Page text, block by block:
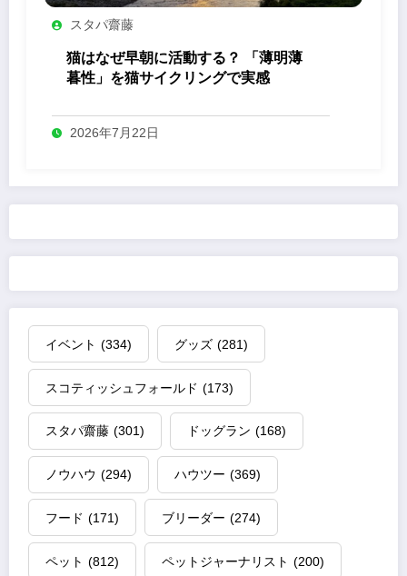
スタパ齋藤
猫はなぜ早朝に活動する？ 「薄明薄
暮性」を猫サイクリングで実感
2026年7月22日
イベント (334) グッズ (281)
スコティッシュフォールド (173)
スタパ齋藤 (301) ドッグラン (168)
ノウハウ (294) ハウツー (369)
フード (171) ブリーダー (274)
ペット (812) ペットジャーナリスト (200)